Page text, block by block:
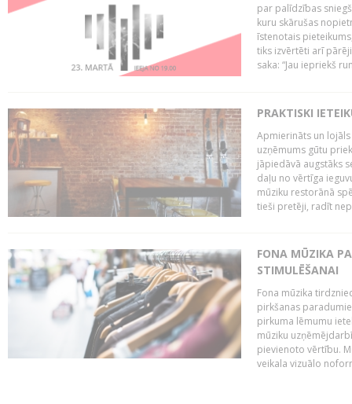
par palīdzības
kuru skārušas
īstenotais
tiks izvērtēti arī
saka: “Jau iepriekš
PRAKTISKI
Apmierināts un
uzņēmums gūtu
jāpiedāvā augstāks
daļu no vērtīga
mūziku restorānā
tieši pretēji, radīt
FONA MŪZIKA
STIMULĒŠANAI
Fona mūzika
pirkšanas
pirkuma lēmumu
mūziku
pievienoto vērtību.
veikala vizuālo